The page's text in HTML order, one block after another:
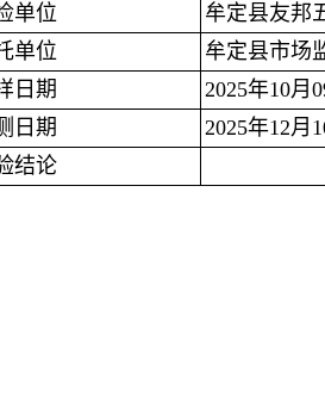
单位
牟定县友邦
单位
牟定县市场
日期
2025年10月
日期
2025年12月
结论